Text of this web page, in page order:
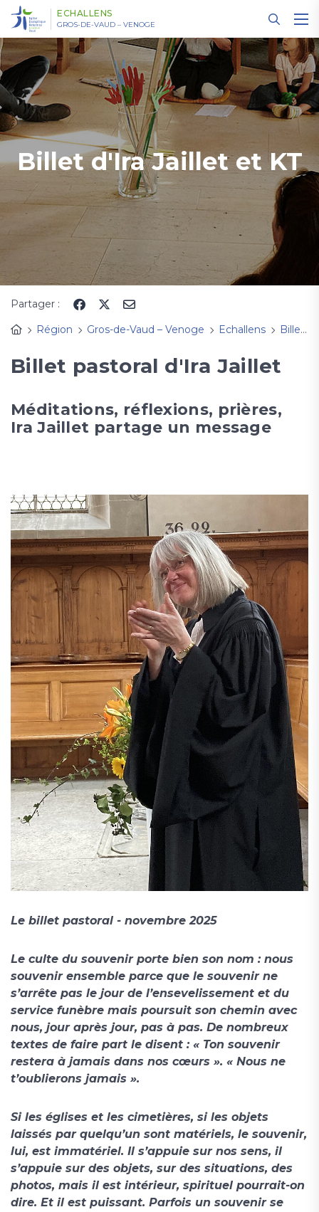
ECHALLENS
GROS-DE-VAUD – VENOGE
Billet d'Ira Jaillet et KT
Partager :
Région
Gros-de-Vaud – Venoge Echallens Billet d'Ira Jaillet et KT
Billet pastoral d'Ira Jaillet
Méditations, réflexions, prières,
Ira Jaillet partage un message
Le billet pastoral - novembre 2025
Le culte du souvenir porte bien son nom : nous
souvenir ensemble parce que le souvenir ne
s’arrête pas le jour de l’ensevelissement et du
service funèbre mais poursuit son chemin avec
nous, jour après jour, pas à pas. De nombreux
textes de faire part le disent : « Ton souvenir
restera à jamais dans nos cœurs ». « Nous ne
t’oublierons jamais ».
Si les églises et les cimetières, si les objets
laissés par quelqu’un sont matériels, le souvenir,
lui, est immatériel. Il s’appuie sur nos sens, il
s’appuie sur des objets, sur des situations, des
photos, mais il est intérieur, spirituel pourrait-on
dire. Et il est puissant. Parfois un souvenir se
Panneau de gestion des cookies